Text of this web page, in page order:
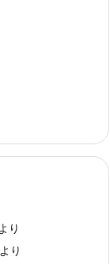
より
より